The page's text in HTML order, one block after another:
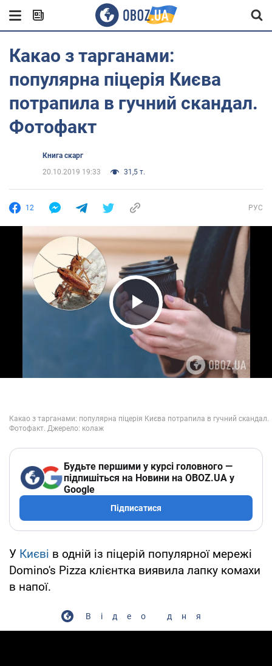
Какао з тарганами:
популярна піцерія Києва
потрапила в гучний скандал.
Фотофакт
Книга скарг
20.10.2019 19:33
31,5 т.
12 РУС
Play Video
Будьте першими у курсі головного —
підпишіться на Новини на OBOZ.UA у
Google
Підписатися
У Києві в одній із піцерій популярної мережі
Domino's Pizza клієнтка виявила лапку комахи
в напої.
Відео дня